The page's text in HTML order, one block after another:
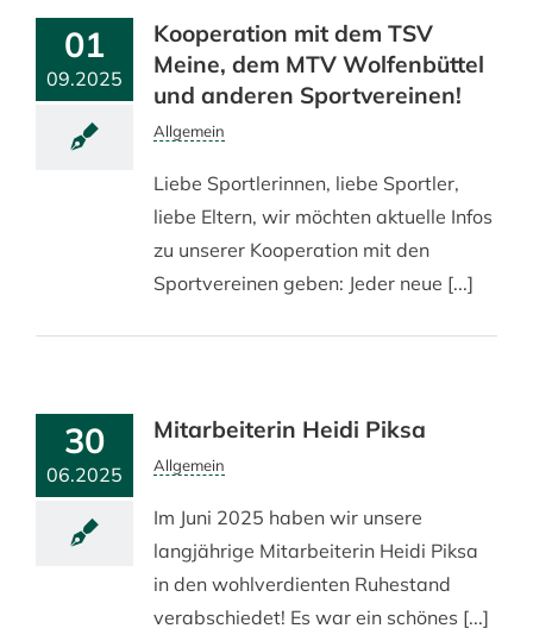
01
09.2025
Kooperation mit dem TSV
Meine, dem MTV Wolfenbüttel
und anderen Sportvereinen!
Allgemein
Liebe Sportlerinnen, liebe Sportler,
liebe Eltern, wir möchten aktuelle Infos
zu unserer Kooperation mit den
Sportvereinen geben: Jeder neue [...]
30
06.2025
Mitarbeiterin Heidi Piksa
Allgemein
Im Juni 2025 haben wir unsere
langjährige Mitarbeiterin Heidi Piksa
in den wohlverdienten Ruhestand
verabschiedet! Es war ein schönes [...]